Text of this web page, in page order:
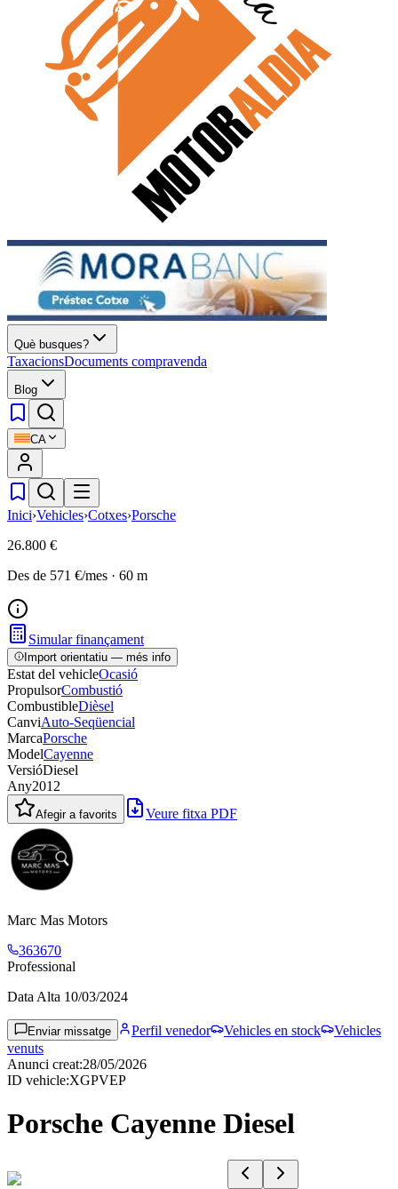
Què busques?
TaxacionsDocuments compravenda
Blog
CA
Inici›Vehicles›Cotxes›Porsche
26.800 €
Des de 571 €/mes · 60 m
Simular finançament
Import orientatiu — més info
Estat del vehicleOcasió
PropulsorCombustió
CombustibleDièsel
CanviAuto-Seqüencial
MarcaPorsche
ModelCayenne
VersióDiesel
Any2012
Afegir a favorits Veure fitxa PDF
Marc Mas Motors
363670
Professional
Data Alta 10/03/2024
Enviar missatge Perfil venedor Vehicles en stock
Vehicles
venuts
Anunci creat:28/05/2026
ID vehicle:XGPVEP
Porsche Cayenne Diesel